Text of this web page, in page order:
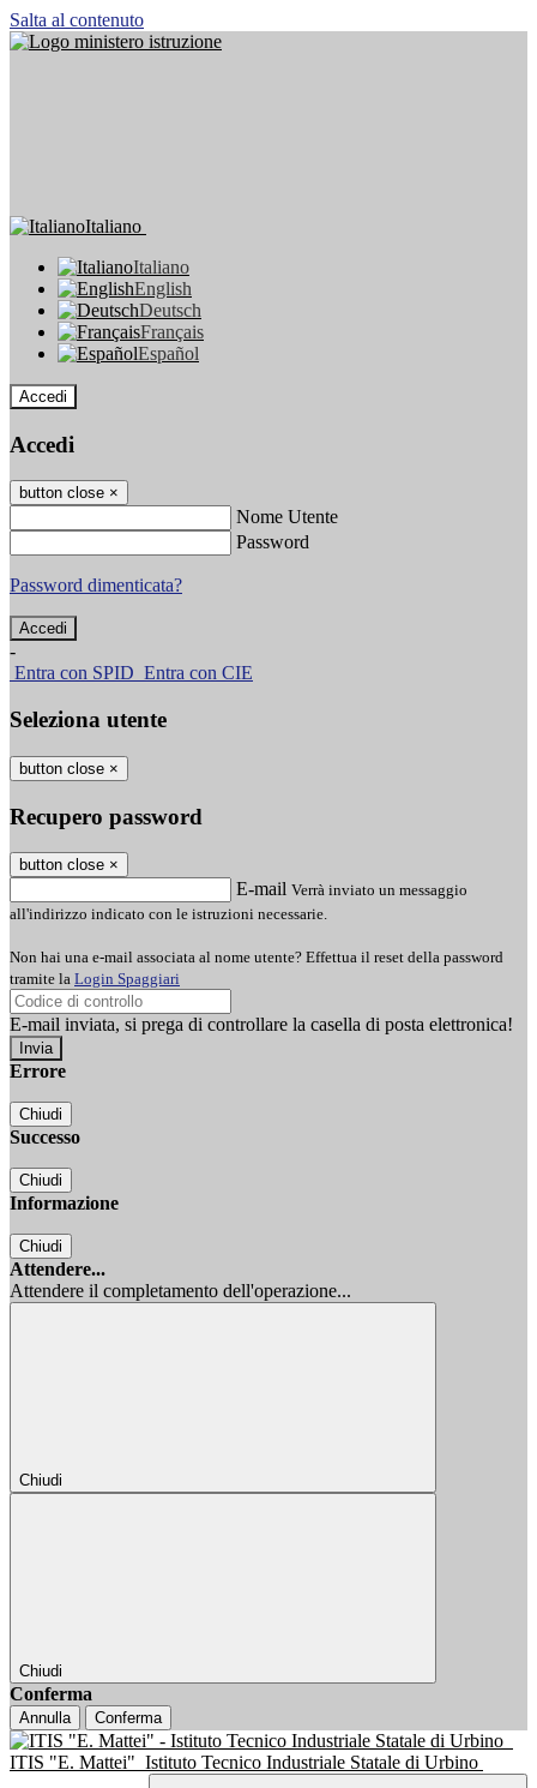
Salta al contenuto
Italiano
Italiano
English
Deutsch
Français
Español
Accedi
Accedi
button close ×
Nome Utente
Password
Password dimenticata?
-
Entra con SPID Entra con CIE
Seleziona utente
button close ×
Recupero password
button close ×
E-mail Verrà inviato un messaggio
all'indirizzo indicato con le istruzioni necessarie.
Non hai una e-mail associata al nome utente? Effettua il reset della password
tramite la Login Spaggiari
E-mail inviata, si prega di controllare la casella di posta elettronica!
Errore
Chiudi
Successo
Chiudi
Informazione
Chiudi
Attendere...
Attendere il completamento dell'operazione...
Chiudi
Chiudi
Conferma
Annulla Conferma
ITIS "E. Mattei" Istituto Tecnico Industriale Statale di Urbino